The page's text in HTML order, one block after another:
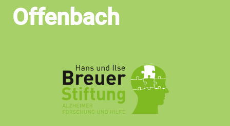
Offenbach